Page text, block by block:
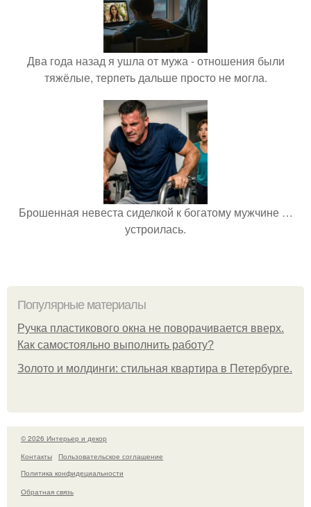
Два года назад я ушла от мужа - отношения были
тяжёлые, терпеть дальше просто не могла.
Брошенная невеста сиделкой к богатому мужчине …
устроилась.
Популярные материалы
Ручка пластикового окна не поворачивается вверх.
Как самостояльно выполнить работу?
Золото и молдинги: стильная квартира в Петербурге.
© 2026 Интерьер и декор
Контакты
Пользовательское соглашение
Политика конфидециальности
Обратная связь